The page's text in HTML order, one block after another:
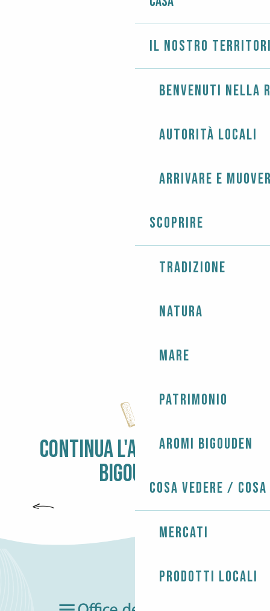
Il nostro
Benvenuti nella
Autorità locali
Arrivare e
Scoprire
Tradizione
Natura
Mare
Patrimonio
Aromi Bigouden
Cosa vedere /
Mercati
Prodotti locali
CONTINUA L'AVVENTURA DI
BIGOUDEN
PLOBANNALEC-LESCONIL